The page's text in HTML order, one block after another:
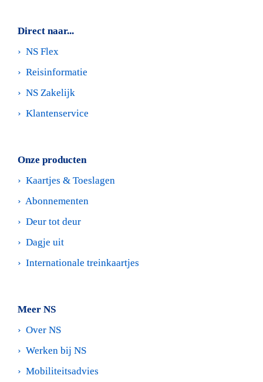
Direct naar...
› NS Flex
› Reisinformatie
› NS Zakelijk
› Klantenservice
Onze producten
› Kaartjes & Toeslagen
› Abonnementen
› Deur tot deur
› Dagje uit
› Internationale treinkaartjes
Meer NS
› Over NS
› Werken bij NS
› Mobiliteitsadvies